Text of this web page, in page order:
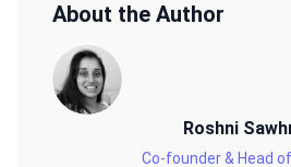
About the Author
Roshni
Co-founder & Head